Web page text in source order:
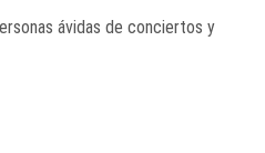
ávidas de conciertos y